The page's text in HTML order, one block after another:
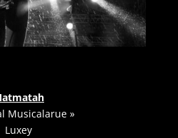
Musicalarue »
Luxey